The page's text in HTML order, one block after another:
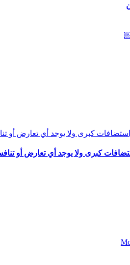
كبرى ولا يوجد أي تعارض أو